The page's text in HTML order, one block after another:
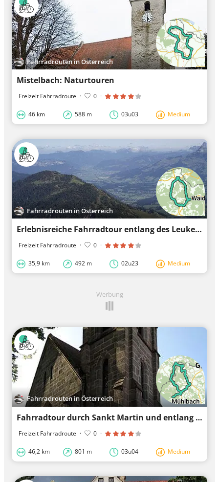
Fahrradrouten in Österreich
Mistelbach: Naturtouren
Freizeit Fahrradroute · 0 ·
46 km 588 m 03u03 Medium
Fahrradrouten in Österreich
Erlebnisreiche Fahrradtour entlang des Leukentals in Schwendt
Freizeit Fahrradroute · 0 ·
35,9 km 492 m 02u23 Medium
Werbung
Fahrradrouten in Österreich
Fahrradtour durch Sankt Martin und entlang von Schloss Weitra.
Freizeit Fahrradroute · 0 ·
46,2 km 801 m 03u04 Medium